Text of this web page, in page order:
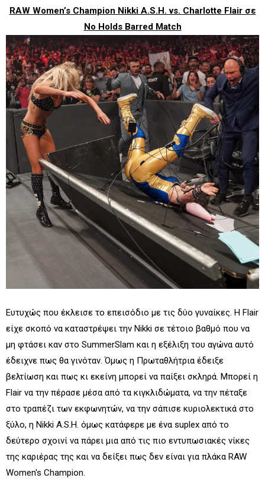
RAW Women’s Champion Nikki A.S.H. vs. Charlotte Flair σε
No Holds Barred Match
Ευτυχώς που έκλεισε το επεισόδιο με τις δύο γυναίκες. Η Flair
είχε σκοπό να καταστρέψει την Nikki σε τέτοιο βαθμό που να
μη φτάσει καν στο SummerSlam και η εξέλιξη του αγώνα αυτό
έδειχνε πως θα γινόταν. Όμως η Πρωταθλήτρια έδειξε
βελτίωση και πως κι εκείνη μπορεί να παίξει σκληρά. Μπορεί η
Flair να την πέρασε μέσα από τα κιγκλιδώματα, να την πέταξε
στο τραπέζι των εκφωνητών, να την σάπισε κυριολεκτικά στο
ξύλο, η Nikki A.S.H. όμως κατάφερε με ένα suplex από το
δεύτερο σχοινί να πάρει μια από τις πιο εντυπωσιακές νίκες
της καριέρας της και να δείξει πως δεν είναι για πλάκα RAW
Women's Champion.